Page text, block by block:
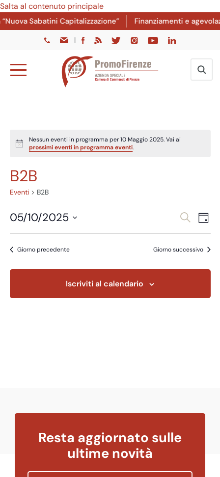
Salta al contenuto principale
Sabatini Capitalizzazione” Finanziamenti e
|
Notice
Nessun eventi in programma per 10 Maggio 2025. Vai ai
prossimi eventi in programma eventi.
B2B
Eventi B2B
Eventi
e
viste
Cerca
05/10/2025
Seleziona
data.
Giorno precedente Giorno successivo
Iscriviti al calendario
Resta aggiornato sulle
ultime novità